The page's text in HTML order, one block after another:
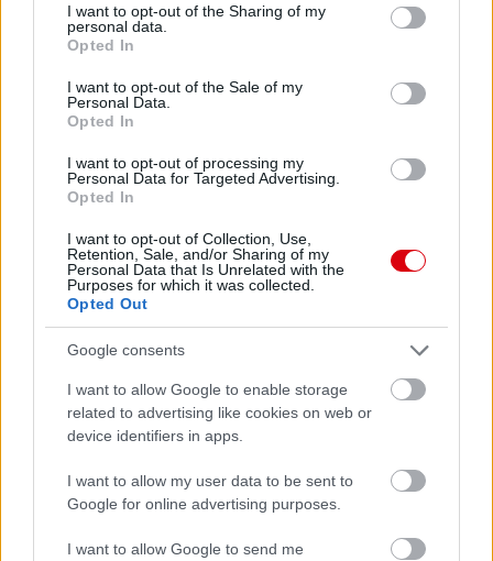
not limited to your visit or usage behaviour. You may click to
grant or deny consent to Google and its third-party tags to
use your data for below specified purposes in below Google
consent section.
I want to opt-out of the Sharing of my
personal data.
Opted In
I want to opt-out of the Sale of my
Personal Data.
Opted In
I want to opt-out of processing my
Personal Data for Targeted Advertising.
Opted In
I want to opt-out of Collection, Use,
Retention, Sale, and/or Sharing of my
Personal Data that Is Unrelated with the
Purposes for which it was collected.
Opted Out
Google consents
I want to allow Google to enable storage
related to advertising like cookies on web or
device identifiers in apps.
I want to allow my user data to be sent to
Google for online advertising purposes.
I want to allow Google to send me
Leeds United
United
Croke Park, Dublin
2026-08-12 20:30
2 nap 11 óra 12 perc 36 másodperc
AC Milan vs Manchester United
ELŐZŐ MÉRKŐZÉSEK
Támogatás
Támogasd adományoddal